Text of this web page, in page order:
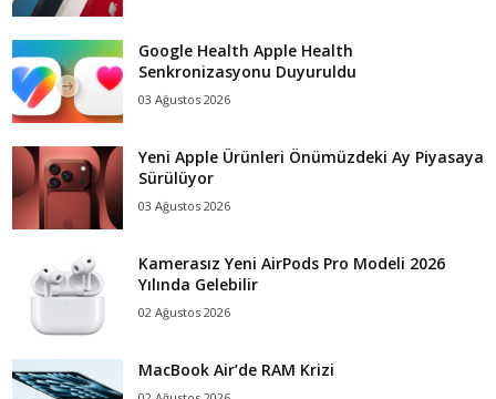
Google Health Apple Health
Senkronizasyonu Duyuruldu
03 Ağustos 2026
Yeni Apple Ürünleri Önümüzdeki Ay Piyasaya
Sürülüyor
03 Ağustos 2026
Kamerasız Yeni AirPods Pro Modeli 2026
Yılında Gelebilir
02 Ağustos 2026
MacBook Air’de RAM Krizi